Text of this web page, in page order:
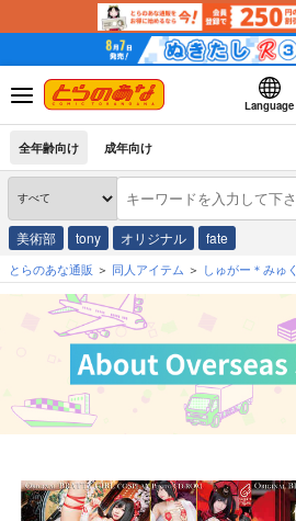
Language
全年齢向け 成年向け
美術部 tony オリジナル fate
とらのあな通販 同人アイテム しゅがー＊みゅく